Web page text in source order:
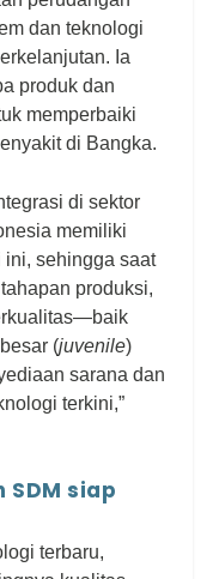
dan teknologi
Ia
produk dan
memperbaiki
di Bangka.
di sektor
memiliki
sehingga saat
produksi,
(juvenile)
sarana dan
terkini,”
SDM siap
terbaru,